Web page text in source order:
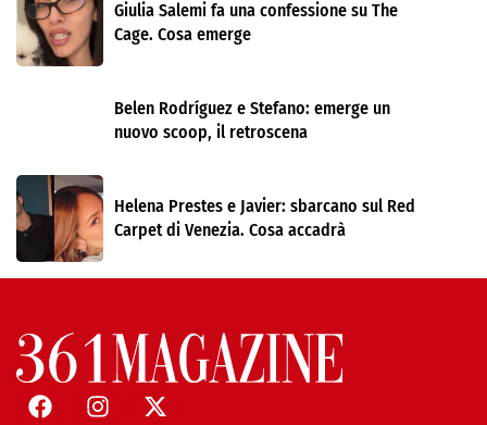
Giulia Salemi fa una confessione su The
Cage. Cosa emerge
Belen Rodríguez e Stefano: emerge un
nuovo scoop, il retroscena
Helena Prestes e Javier: sbarcano sul Red
Carpet di Venezia. Cosa accadrà